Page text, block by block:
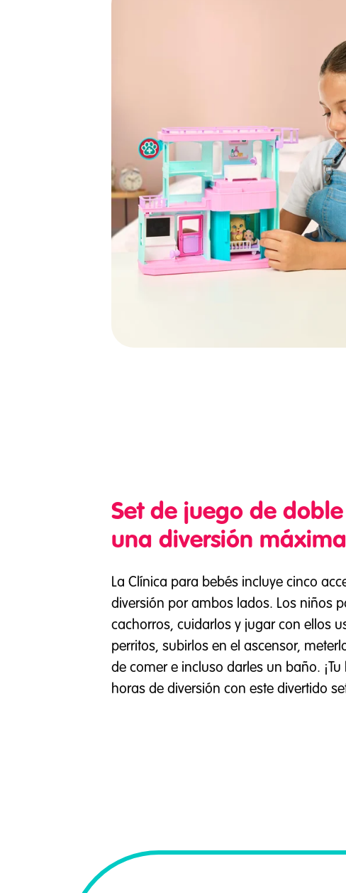
Set de juego de
una diversión máxima
La Clínica para bebés incluye cinco
diversión por ambos lados. Los niños
cachorros, cuidarlos y jugar con ellos
perritos, subirlos en el ascensor,
de comer e incluso darles un baño.
horas de diversión con este divertido